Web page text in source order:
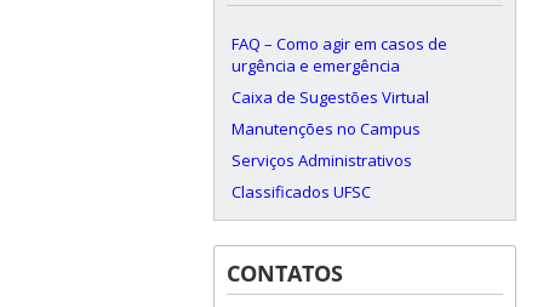
FAQ – Como agir em casos de
urgência e emergência
Caixa de Sugestões Virtual
Manutenções no Campus
Serviços Administrativos
Classificados UFSC
CONTATOS